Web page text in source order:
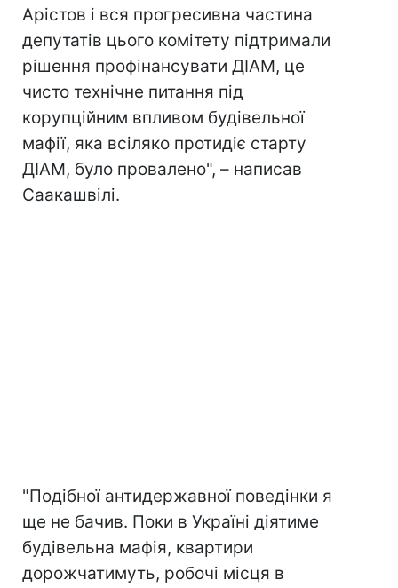
Арістов і вся прогресивна частина
депутатів цього комітету підтримали
рішення профінансувати ДІАМ, це
чисто технічне питання під
корупційним впливом будівельної
мафії, яка всіляко протидіє старту
ДІАМ, було провалено", – написав
Саакашвілі.
"Подібної антидержавної поведінки я
ще не бачив. Поки в Україні діятиме
будівельна мафія, квартири
дорожчатимуть, робочі місця в